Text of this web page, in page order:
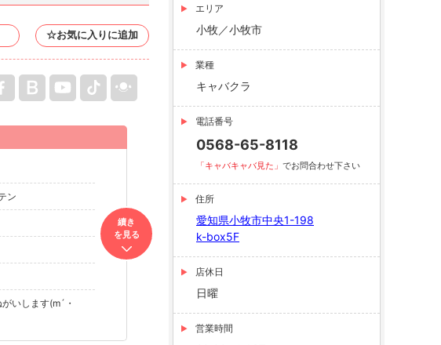
☆お気に入りに追加
ン
いします(m´・
續き
を見る
エリア
小牧／小牧市
業種
キャバクラ
電話番号
0568-65-8118
「キャバキャバ見た」 でお問合わせ下さい
住所
愛知県小牧市中央1-198
k-box5F
店休日
日曜
営業時間